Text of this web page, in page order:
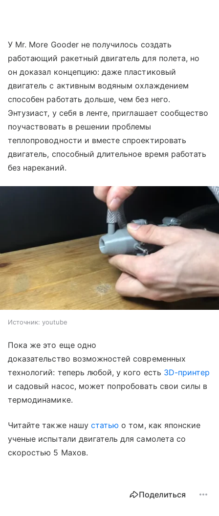
У Mr. More Gooder не получилось создать
работающий ракетный двигатель для полета, но
он доказал концепцию: даже пластиковый
двигатель с активным водяным охлаждением
способен работать дольше, чем без него.
Энтузиаст, у себя в ленте, приглашает сообщество
поучаствовать в решении проблемы
теплопроводности и вместе спроектировать
двигатель, способный длительное время работать
без нареканий.
Источник: youtube
Пока же это еще одно
доказательство возможностей современных
технологий: теперь любой, у кого есть 3D-принтер
и садовый насос, может попробовать свои силы в
термодинамике.
Читайте также нашу статью о том, как японские
ученые испытали двигатель для самолета со
скоростью 5 Махов.
Поделиться